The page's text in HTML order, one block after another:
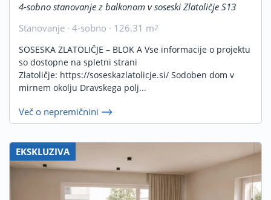
4-sobno stanovanje z balkonom v soseski Zlatoličje S13
Stanovanje · 4-sobno · 126.31 m2
SOSESKA ZLATOLIČJE – BLOK A Vse informacije o projektu
so dostopne na spletni strani
Zlatoličje: https://soseskazlatolicje.si/ Sodoben dom v
mirnem okolju Dravskega polj...
Več o nepremičnini
EKSKLUZIVA